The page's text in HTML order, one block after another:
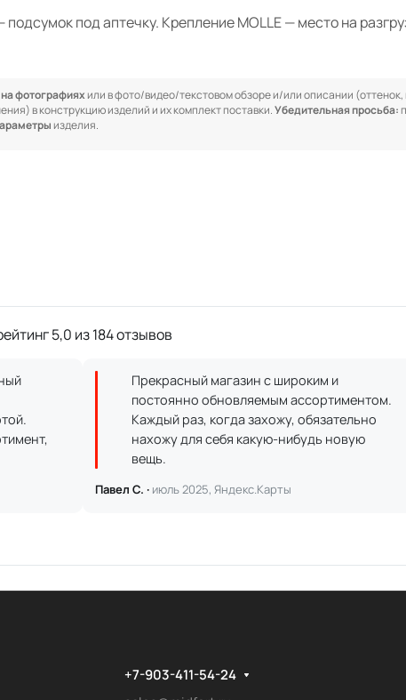
под аптечку. Крепление MOLLE — место на
фотографияхили в фото/видео/текстовом обзоре и/или описании
в конструкцию изделий и их комплект поставки.Убедительная просьба:
изделия.
5,0 из 184 отзывов
Прекрасный магазин с широким и
постоянно обновляемым ассортиментом.
Каждый раз, когда захожу, обязательно
нахожу для себя какую-нибудь новую
вещь.
Павел С. · июль 2025, Яндекс.Карты
+7-903-411-54-24